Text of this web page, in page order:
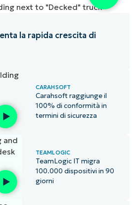
la rapida crescita di
CARAHSOFT
Carahsoft raggiunge il
100% di conformità in
termini di sicurezza
TEAMLOGIC
TeamLogic IT migra
100.000 dispositivi in 90
giorni